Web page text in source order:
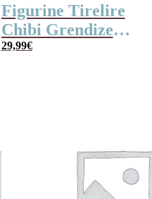
Figurine Tirelire
Chibi Grendizer
assis 15 cm –
29,99€